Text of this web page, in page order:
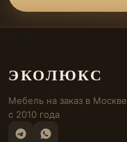
ЭКОЛЮКС
Мебель на заказ в Москве
с 2010 года